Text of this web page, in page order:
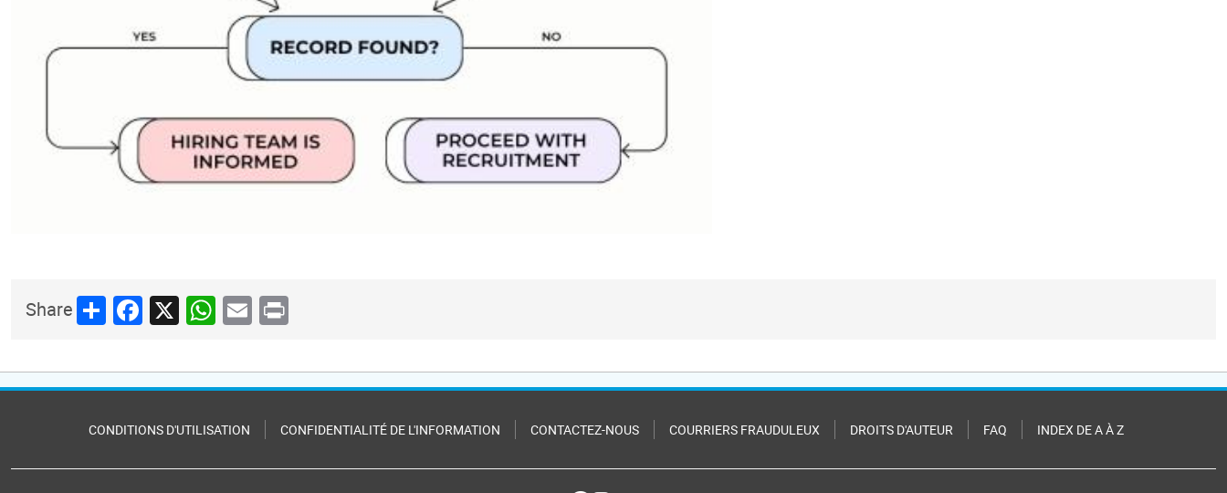
ShareShareFacebook
X WhatsApp
Email
Print
CONDITIONS D'UTILISATION CONFIDENTIALITÉ DE L'INFORMATION CONTACTEZ-NOUS COURRIERS FRAUDULEUX DROITS D'AUTEUR FAQ INDEX DE A À Z